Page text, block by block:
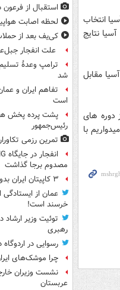
سال آسیا انتخاب
نتایج
مقابل
دوره های
با
استقبال از فرعون
لحظه اصابت
کی‌یف بعد از
علت انفجار
ترامپ وعدۀ
شد
تفاهم ایران و
است
پشت پرده پخش
رئیس‌جمهور
تمرین رزمی
مصدوم برجا گذاشت
۳ کاپیتان ایران بدون پیشنهاد بزرگ
عمان از ایستادگی
خرسند است!
توئیت وزیر ارشاد
رهبری
رسوایی در
چرا موشک‌های
نشست وزیران
عربستان